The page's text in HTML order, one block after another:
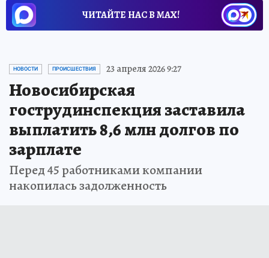
ЧИТАЙТЕ НАС В МАХ!
НОВОСТИ ПРОИСШЕСТВИЯ 23 апреля 2026 9:27
Новосибирская
гострудинспекция заставила
выплатить 8,6 млн долгов по
зарплате
Перед 45 работниками компании
накопилась задолженность